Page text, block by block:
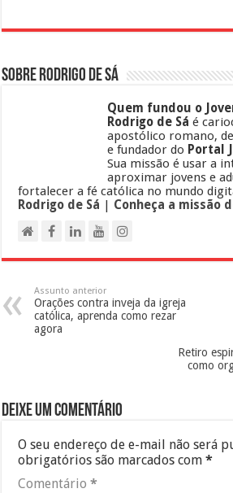
Sobre Rodrigo de Sá
Quem fundou o
Rodrigo de Sá é
apostólico romano,
e fundador do Portal
Sua missão é usar a
aproximar jovens e
fortalecer a fé católica no mundo
Rodrigo de Sá | Conheça a missão
Assunto anterior
Orações contra inveja da igreja
católica, aprenda como rezar
agora
Retiro
como
Deixe um comentário
O seu endereço de e-mail não será
obrigatórios são marcados com*
Comentário*